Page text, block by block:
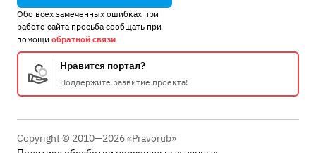
Обо всех замеченных ошибках при
работе сайта просьба сообщать при
помощи обратной связи
Нравится портал?
Поддержите развитие проекта!
Copyright © 2010—2026 «Pravorub»